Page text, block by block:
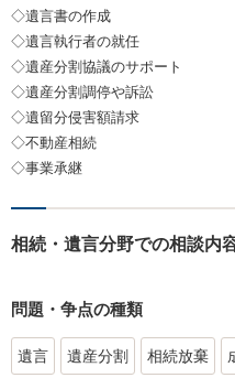
◇遺言書の作成
◇遺言執行者の就任
◇遺産分割協議のサポート
◇遺産分割調停や訴訟
◇遺留分侵害額請求
◇不動産相続
◇事業承継
相続・遺言分野での相談内
問題・争点の種類
遺言 遺産分割 相続放棄